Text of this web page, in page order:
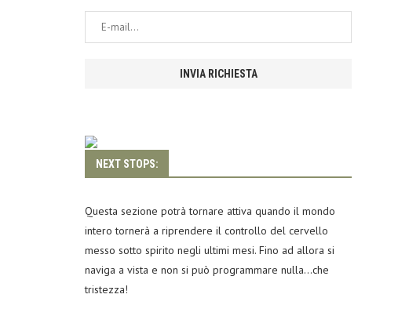
NEXT STOPS:
Questa sezione potrà tornare attiva quando il mondo
intero tornerà a riprendere il controllo del cervello
messo sotto spirito negli ultimi mesi. Fino ad allora si
naviga a vista e non si può programmare nulla…che
tristezza!